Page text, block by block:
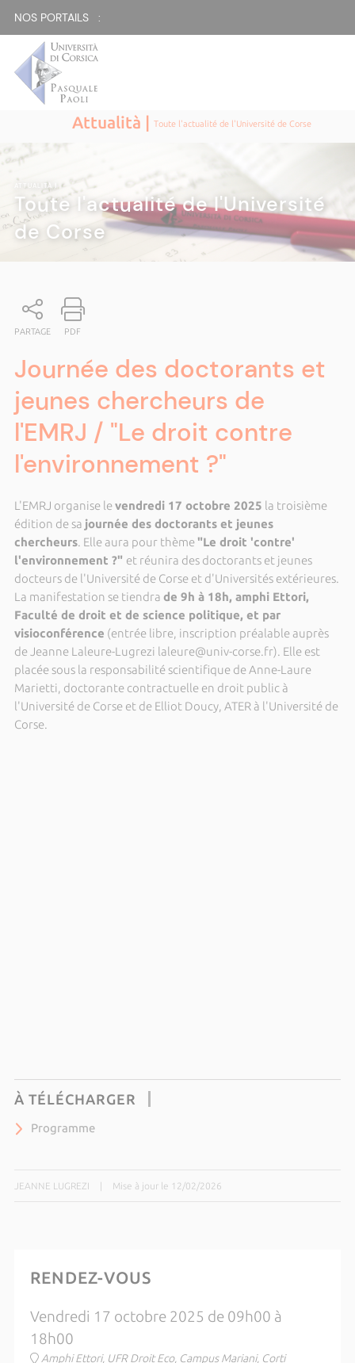
NOS PORTAILS :
Attualità |Toute l'actualité de l'Université de Corse
ATTUALITÀ|
Toute l'actualité de l'Université
de Corse
PARTAGE PDF
Journée des doctorants et
jeunes chercheurs de
l'EMRJ / "Le droit contre
l'environnement ?"
L'EMRJ organise levendredi 17 octobre 2025 la troisième
édition de sa journée des doctorants et jeunes
chercheurs. Elle aura pour thème "Le droit 'contre'
l'environnement ?" et réunira des doctorants et jeunes
docteurs de l'Université de Corse et d'Universités extérieures.
La manifestation se tiendra de 9h à 18h, amphi Ettori,
Faculté de droit et de science politique, et par
visioconférence (entrée libre, inscription préalable auprès
de Jeanne Laleure-Lugrezi laleure@univ-corse.fr). Elle est
placée sous la responsabilité scientifique de Anne-Laure
Marietti, doctorante contractuelle en droit public à
l'Université de Corse et de Elliot Doucy, ATER à l'Université de
Corse.
À TÉLÉCHARGER
Programme
JEANNE LUGREZI Mise à jour le 12/02/2026
RENDEZ-VOUS
Vendredi 17 octobre 2025 de 09h00 à
18h00
Amphi Ettori, UFR Droit Eco, Campus Mariani, Corti